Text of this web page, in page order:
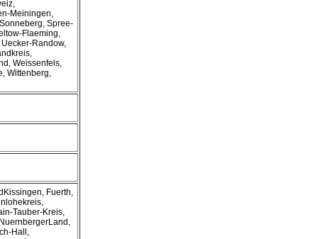
Meiningen,
Spree-
Flaeming,
Randow,
Weissenfels,
Wittenberg,
Fuerth,
Tauber-Kreis,
Hall,